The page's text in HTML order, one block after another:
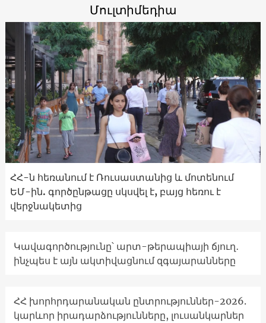
Մուլտիմեդիա
ՀՀ-ն հեռանում է Ռուսաստանից և մոտենում
ԵՄ-ին. գործընթացը սկսվել է, բայց հեռու է
վերջնակետից
Կավագործությունը՝ արտ-թերապիայի ճյուղ․
ինչպես է այն ակտիվացնում զգայարանները
ՀՀ խորհրդարանական ընտրություններ-2026.
կարևոր իրադարձությունները, լուսանկարներ